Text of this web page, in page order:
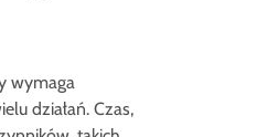
wymaga
działań. Czas,